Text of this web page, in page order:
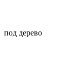
под дерево